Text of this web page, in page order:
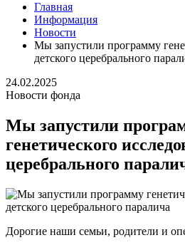
Главная
Информация
Новости
Мы запустили программу
детского церебрального
24.02.2025
Новости фонда
Мы запустили
генетического
церебрального
Дорогие наши семьи, родители и